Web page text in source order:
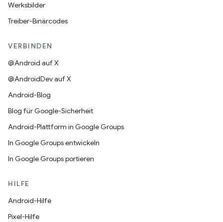
Werksbilder
Treiber-Binärcodes
VERBINDEN
@Android auf X
@AndroidDev auf X
Android-Blog
Blog für Google-Sicherheit
Android-Plattform in Google Groups
In Google Groups entwickeln
In Google Groups portieren
HILFE
Android-Hilfe
Pixel-Hilfe